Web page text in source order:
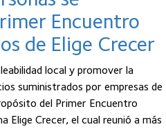
Encuentro
de Elige Crecer
local y promover la
suministrados por empresas de
del Primer Encuentro
Elige Crecer, el cual reunió a más